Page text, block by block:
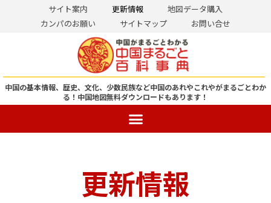
ン
ツ
ス
サイト案内 更新情報
地図データ購入
カンパのお願い
サイトマップ お問い合せ
中国の基本情報、歴史、文化、少数民族など中国のあれやこれやがまるごとわか
る！ 中国地図無料ダウンロードもあります！
更新情報